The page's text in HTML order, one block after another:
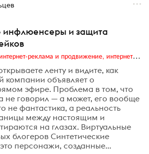
инфлюенсеры и защита
Digital (web-дизайн, интернет-реклама и продвижение, интернет-сообщества и блоги, интернет-коммуникации, мобильный маркетинг, реклама на цифровых экранах)
ленту и видите, как
компании объявляет о
эфире. Проблема в том, что
не говорил — а может, его вообще
не фантастика, а реальность
между настоящим и
на глазах. Виртуальные
блогеров Синтетические
персонажи, созданные...